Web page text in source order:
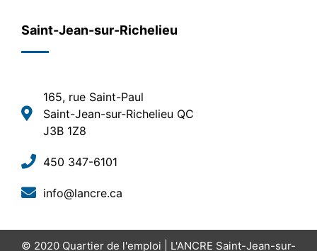
Saint-Jean-sur-Richelieu
165, rue Saint-Paul
Saint-Jean-sur-Richelieu QC
J3B 1Z8
450 347-6101
info@lancre.ca
© 2020 Quartier de l'emploi | L'ANCRE Saint-Jean-sur-